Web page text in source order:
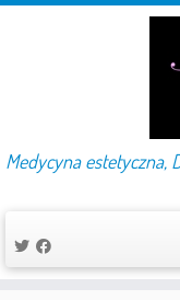
Medycyna estetyczna,